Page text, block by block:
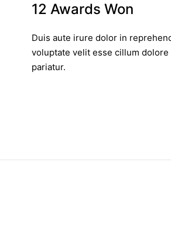
12 Awards Won
Duis aute irure dolor in
voluptate velit esse cillum
pariatur.